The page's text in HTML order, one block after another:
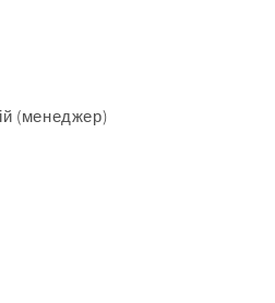
(менеджер)